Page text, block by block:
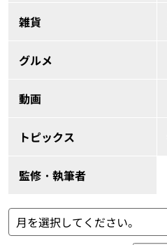
雑貨
グルメ
動画
トピックス
監修・執筆者